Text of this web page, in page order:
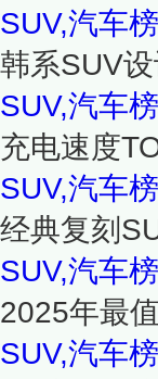
SUV,汽车榜
韩系SUV
SUV,汽车榜
充电速度
SUV,汽车榜
经典复刻
SUV,汽车榜
2025年最
SUV,汽车榜